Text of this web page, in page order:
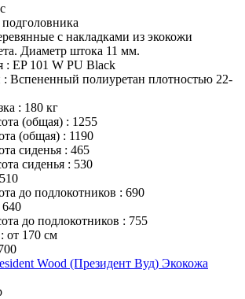
подголовника
с накладками из экокожи
Диаметр штока 11 мм.
: EP 101 W PU Black
: Вспененный полиуретан плотностью 22-
: 180 кг
(общая) : 1255
(общая) : 1190
сиденья : 465
сиденья : 530
510
до подлокотников : 690
640
до подлокотников : 755
: от 170 см
Wood (Президент Вуд) Экокожа